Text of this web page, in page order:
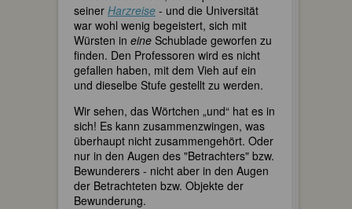
seiner Harzreise - und die Universität
war wohl wenig begeistert, sich mit
Würsten in eine Schublade geworfen zu
finden. Den Professoren wird es nicht
gefallen haben, mit dem Vieh auf ein
und dieselbe Stufe gestellt zu werden.
Wir sehen, das Wörtchen „und“ hat es in
sich! Es kann zusammenzwingen, was
überhaupt nicht zusammengehört. Oder
nur in den Augen des "Betrachters" bzw.
Bewunderers - nicht aber in den Augen
der Betrachteten bzw. Objekte der
Bewunderung.